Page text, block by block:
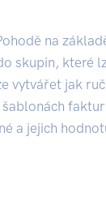
na
skupin, které
vytvářet jak
a jejich